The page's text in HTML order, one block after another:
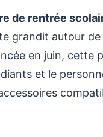
de rentrée
grandit autour
en juin,
et le